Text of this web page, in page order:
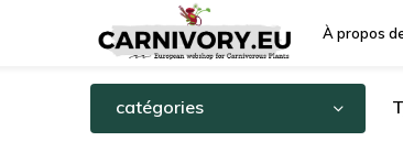
À propos
catégories